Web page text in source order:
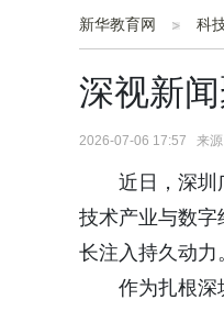
新华教育网 科
深视新
2026-07-06 17:57 来源
近日，深圳
技术产业与数字
长注入持久动力
作为扎根深